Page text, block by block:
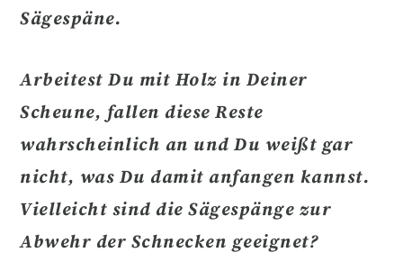
Sägespäne.
Arbeitest Du mit Holz in Deiner
Scheune, fallen diese Reste
wahrscheinlich an und Du weißt gar
nicht, was Du damit anfangen kannst.
Vielleicht sind die Sägespänge zur
Abwehr der Schnecken geeignet?